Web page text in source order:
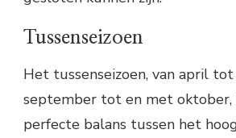
Tussenseizoen
Het tussenseizoen, van april
september tot en met
perfecte balans tussen het